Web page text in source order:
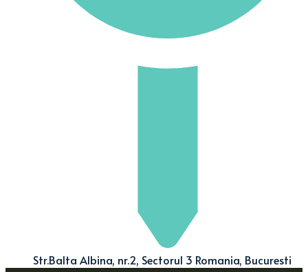
Str.Balta Albina, nr.2, Sectorul 3 Romania, Bucuresti